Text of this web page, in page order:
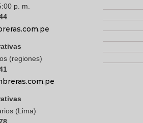
p. m.
(regiones)
(Lima)